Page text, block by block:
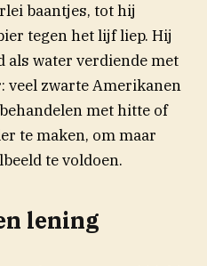
baantjes, tot hij
tegen het lijf liep. Hij
als water verdiende met
veel zwarte Amerikanen
met hitte of
te maken, om maar
te voldoen.
lening